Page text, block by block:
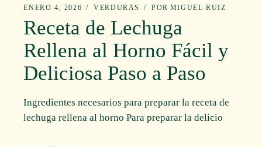
ENERO 4, 2026 VERDURAS POR MIGUEL RUIZ
Receta de Lechuga
Rellena al Horno Fácil y
Deliciosa Paso a Paso
Ingredientes necesarios para preparar la receta de
lechuga rellena al horno Para preparar la delicio